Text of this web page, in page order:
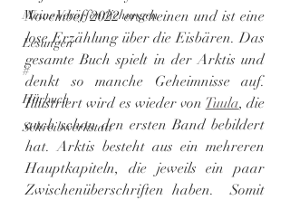
Meine Veröffentlichungen
Lesungen
#
Hörbuch
Schreibwerkstatt
November 2022 erscheinen und ist eine
lose Erzählung über die Eisbären. Das
gesamte Buch spielt in der Arktis und
denkt so manche Geheimnisse auf.
Illustriert wird es wieder von Tuula, die
auch schon den ersten Band bebildert
hat. Arktis besteht aus ein mehreren
Hauptkapiteln, die jeweils ein paar
Zwischenüberschriften haben.  Somit